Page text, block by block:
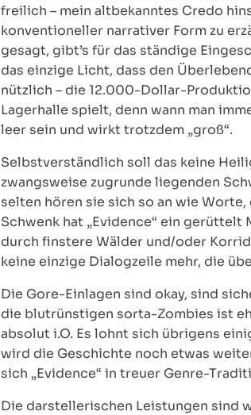
freilich – mein altbekanntes Credo
konventioneller narrativer Form zu
gesagt, gibt’s für das ständige
das einzige Licht, dass den
nützlich – die 12.000-Dollar-
Lagerhalle spielt, denn wann man
leer sein und wirkt trotzdem „groß“.
Selbstverständlich soll das keine
zwangsweise zugrunde liegenden
selten hören sie sich so an wie
Schwenk hat „Evidence“ ein gerüttelt
durch finstere Wälder und/oder
keine einzige Dialogzeile mehr, die
Die Gore-Einlagen sind okay, sind
die blutrünstigen sorta-Zombies ist
absolut i.O. Es lohnt sich übrigens
wird die Geschichte noch etwas
sich „Evidence“ in treuer Genre-
Die darstellerischen Leistungen sind